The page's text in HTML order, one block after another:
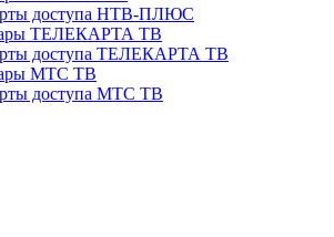
доступа НТВ-ПЛЮС
ТЕЛЕКАРТА ТВ
доступа ТЕЛЕКАРТА ТВ
МТС ТВ
доступа МТС ТВ